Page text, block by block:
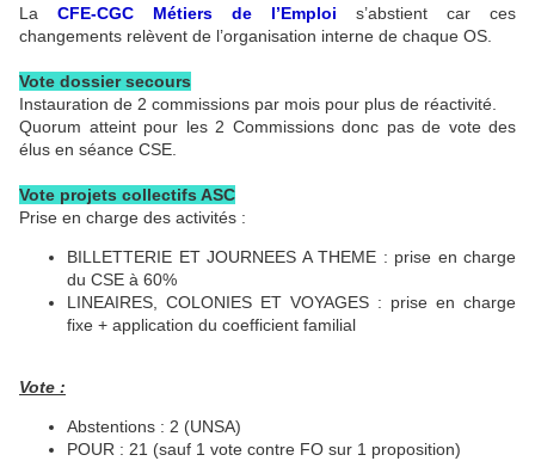
La CFE-CGC Métiers de l’Emploi s’abstient car ces
changements relèvent de l’organisation interne de chaque OS.
Vote dossier secours
Instauration de 2 commissions par mois pour plus de réactivité.
Quorum atteint pour les 2 Commissions donc pas de vote des
élus en séance CSE.
Vote projets collectifs ASC
Prise en charge des activités :
BILLETTERIE ET JOURNEES A THEME : prise en charge
du CSE à 60%
LINEAIRES, COLONIES ET VOYAGES : prise en charge
fixe + application du coefficient familial
Vote :
Abstentions : 2 (UNSA)
POUR : 21 (sauf 1 vote contre FO sur 1 proposition)